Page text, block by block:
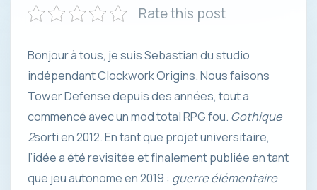
Rate this post
Bonjour à tous, je suis Sebastian du studio
indépendant Clockwork Origins. Nous faisons
Tower Defense depuis des années, tout a
commencé avec un mod total RPG fou. Gothique
2sorti en 2012. En tant que projet universitaire,
l’idée a été revisitée et finalement publiée en tant
que jeu autonome en 2019 : guerre élémentaire